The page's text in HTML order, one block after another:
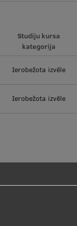
Studiju kursa
kategorija
Ierobežota izvēle
Ierobežota izvēle